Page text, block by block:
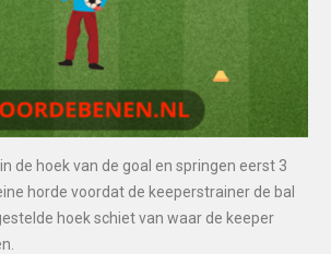
de hoek van de goal en springen eerst 3
horde voordat de keeperstrainer de bal
hoek schiet van waar de keeper